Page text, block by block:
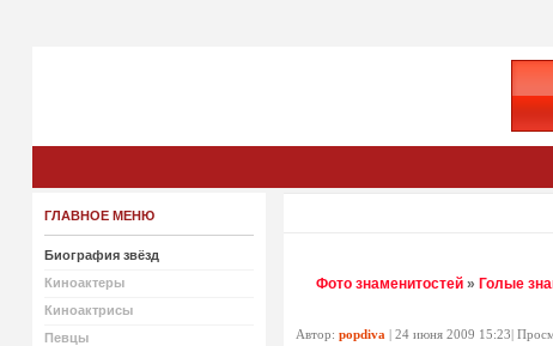
ГЛАВНОЕ МЕНЮ
Биография звёзд
Киноактеры
Киноактрисы
Певцы
Фото знаменитостей» Голые
Автор: popdiva | 24 июня 2009 15:23|